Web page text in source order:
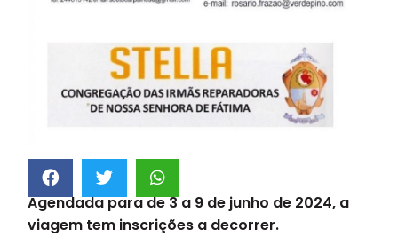
Agendada para de 3 a 9 de junho de 2024, a
viagem tem inscrições a decorrer.